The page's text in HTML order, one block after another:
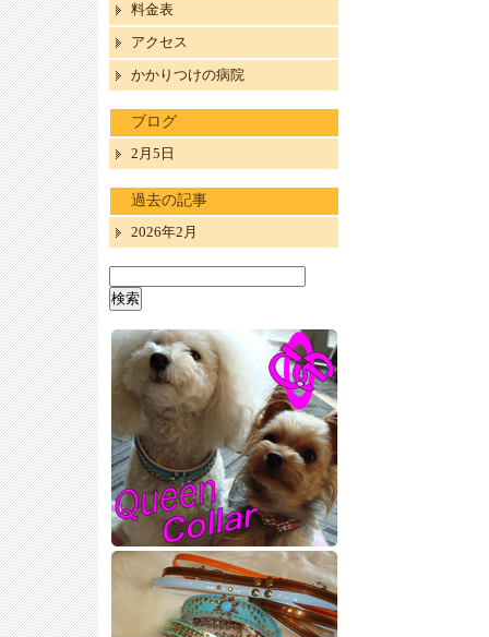
料金表
アクセス
かかりつけの病院
ブログ
2月5日
過去の記事
2026年2月
索: